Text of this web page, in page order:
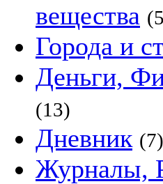
вещества
Города и
Деньги,
(13)
Дневник (7)
Журналы,